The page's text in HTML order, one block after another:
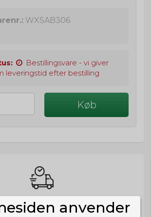
WXSAB306
Bestillingsvare - vi giver
leveringstid efter bestilling
Køb
BESTIL NUanvender